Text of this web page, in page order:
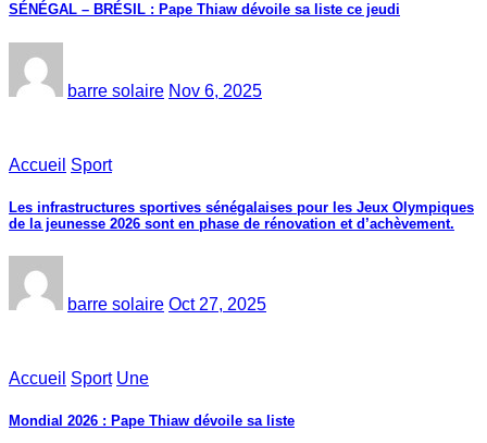
SÉNÉGAL – BRÉSIL : Pape Thiaw dévoile sa liste ce jeudi
barre solaire Nov 6, 2025
Accueil Sport
Les infrastructures sportives sénégalaises pour les Jeux Olympiques
de la jeunesse 2026 sont en phase de rénovation et d’achèvement.
barre solaire Oct 27, 2025
Accueil Sport Une
Mondial 2026 : Pape Thiaw dévoile sa liste